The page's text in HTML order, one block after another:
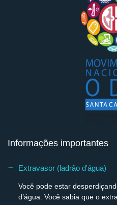
Informações importantes
Extravasor (ladrão d'água)
Você pode estar
d’água. Você sabia que o